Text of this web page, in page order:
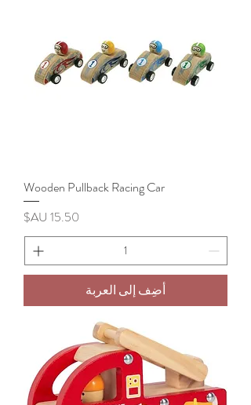
Wooden Pullback Racing Car
السعر
أضِف إلى العربة